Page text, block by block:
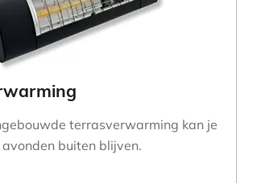
terrasverwarming kan je
avonden buiten blijven.